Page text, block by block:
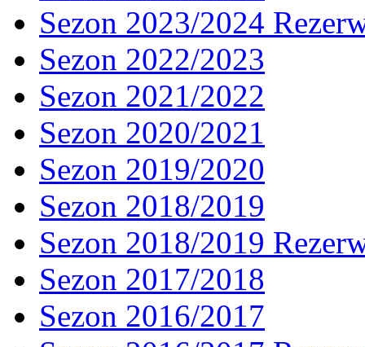
Sezon 2023/2024
Sezon 2022/2023
Sezon 2021/2022
Sezon 2020/2021
Sezon 2019/2020
Sezon 2018/2019
Sezon 2018/2019
Sezon 2017/2018
Sezon 2016/2017